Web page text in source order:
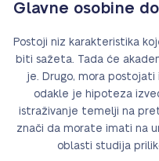
Glavne osobine
Postoji niz karakteristika
biti sažeta. Tada će
je. Drugo, mora
odakle je hipoteza
istraživanje temelji na
znači da morate imati na
oblasti studija